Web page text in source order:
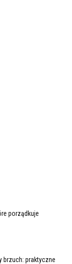
porządkuje
brzuch: praktyczne